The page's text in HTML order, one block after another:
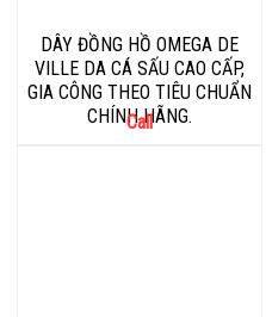
DÂY ĐỒNG HỒ OMEGA DE
VILLE DA CÁ SẤU CAO CẤP,
GIA CÔNG THEO TIÊU CHUẨN
CHÍNH HÃNG.
Call